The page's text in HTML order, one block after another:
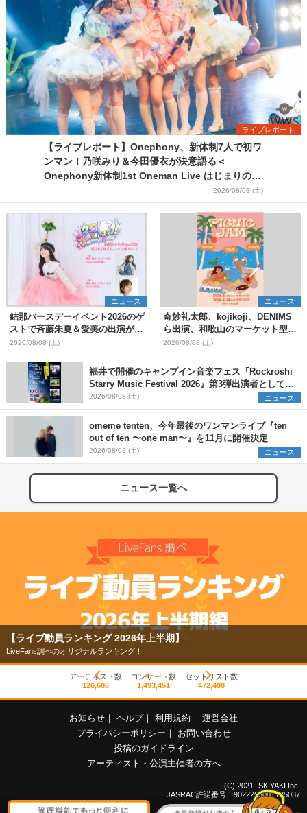
ライブレポート
【ライブレポート】Onephony、新体制7人で初ワ
ンマン！乃咲みり＆今田優衣が決意語る＜
Onephony新体制1st Oneman Live はじまりの夏
2026/08/08 (土)
ニュース
結那バースデーイベント2026のゲ
ストで斉藤朱夏＆愛美の出演が決
定
2026/08/08 (土)
ニュース
奇妙礼太郎、kojikoji、DENIMS
ら出演、和歌山のマーケット型野
外イベント『PICNIC JAM
2026』早割チケット発売開始
2026/08/08 (土)
福井で開催のキャンプイン音楽フェス『Rockroshi
Starry Music Festival 2026』第3弾出演者として
SCOOBIE DO、かりゆし58、Reiを発表
2026/08/08 (土) ニュース
omeme tenten、今年最後のワンマンライブ『ten
out of ten 〜one man〜』を11月に開催決定
2026/08/08 (土) ニュース
ニュース一覧へ
グ 2026年上半期】
ンキング！
アーティスト数
126,686
コンサート数
1,493,451
セットリスト数
472,488
お知らせ ヘルプ 利用規約
運営会社
プライバシーポリシー
お問い合わせ
投稿のガイドライン
アーティスト・公演主催者の方へ
(C) 2021- SKIYAKI Inc.
JASRAC許諾番号：9022255001Y45037